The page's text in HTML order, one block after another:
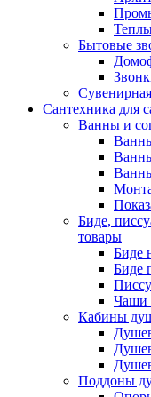
Бытовые
Сантехника для
Ванны и
Биде,
товары
Биде
Биде
Чаши
Кабины
Поддоны